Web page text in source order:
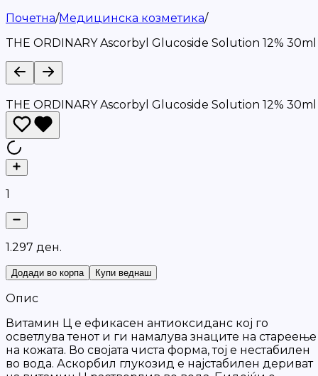
Почетна/Медицинска козметика/
THE ORDINARY Ascorbyl Glucoside Solution 12% 30ml
THE ORDINARY Ascorbyl Glucoside Solution 12% 30ml
1
1.297 ден.
Додади во корпа Купи веднаш
Опис
Витамин Ц е ефикасен антиоксиданс кој го
осветлува тенот и ги намалува знаците на стареење
на кожата. Во својата чиста форма, тој е нестабилен
во вода. Аскорбил глукозид е најстабилен дериват